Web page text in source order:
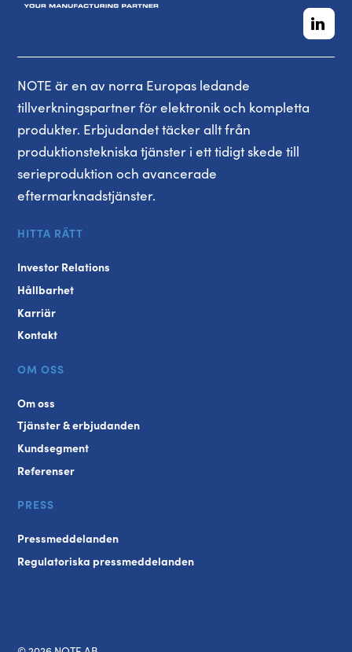
NOTE är en av norra Europas ledande
tillverkningspartner för elektronik och kompletta
produkter. Erbjudandet täcker allt från
produktionstekniska tjänster i ett tidigt skede till
serieproduktion och avancerade
eftermarknadstjänster.
HITTA RÄTT
Investor Relations
Hållbarhet
Karriär
Kontakt
OM OSS
Om oss
Tjänster & erbjudanden
Kundsegment
Referenser
PRESS
Pressmeddelanden
Regulatoriska pressmeddelanden